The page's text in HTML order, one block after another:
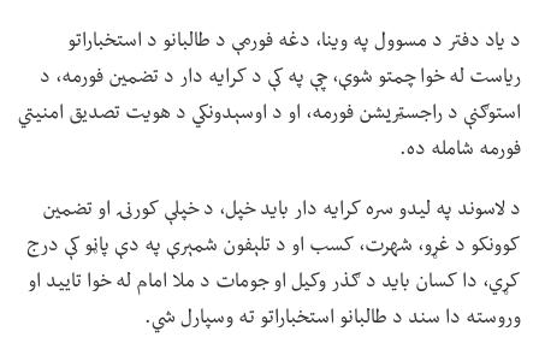
د یاد دفتر د مسوول په وینا، دغه فورمې د طالبانو د استخباراتو
ریاست له خوا چمتو شوې، چې په کې د کرایه دار د تضمین فورمه، د
استوګنې د راجسټریشن فورمه، او د اوسېدونکي د هویت تصدیق امنیتي
فورمه شامله ده.
د لاسوند په لیدو سره کرایه دار باید خپل، د خپلې کورنۍ او تضمین
کوونکو د غړو، شهرت، کسب او د تلېفون شمېرې په دې پاڼو کې درج
کړي، دا کسان باید د ګذر وکیل او جومات د ملا امام له خوا تایید او
وروسته دا سند د طالبانو استخباراتو ته وسپارل شي.